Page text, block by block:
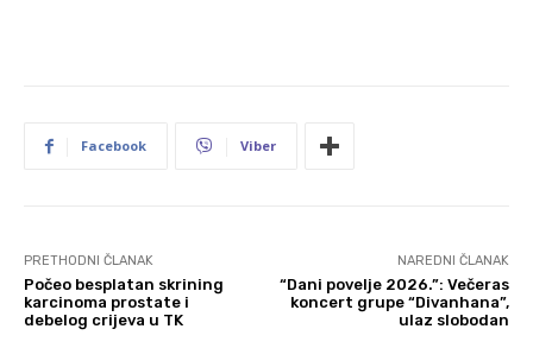
Facebook Viber
PRETHODNI ČLANAK
Počeo besplatan skrining
karcinoma prostate i
debelog crijeva u TK
NAREDNI ČLANAK
“Dani povelje 2026.”: Večeras
koncert grupe “Divanhana”,
ulaz slobodan